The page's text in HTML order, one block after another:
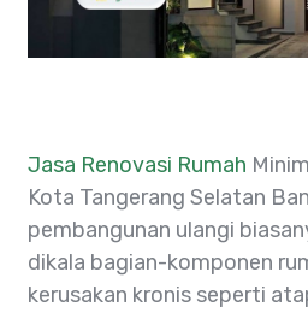
Jasa Renovasi Rumah
Kota Tangerang Selatan
pembangunan ulangi
dikala bagian-komponen
kerusakan kronis seperti